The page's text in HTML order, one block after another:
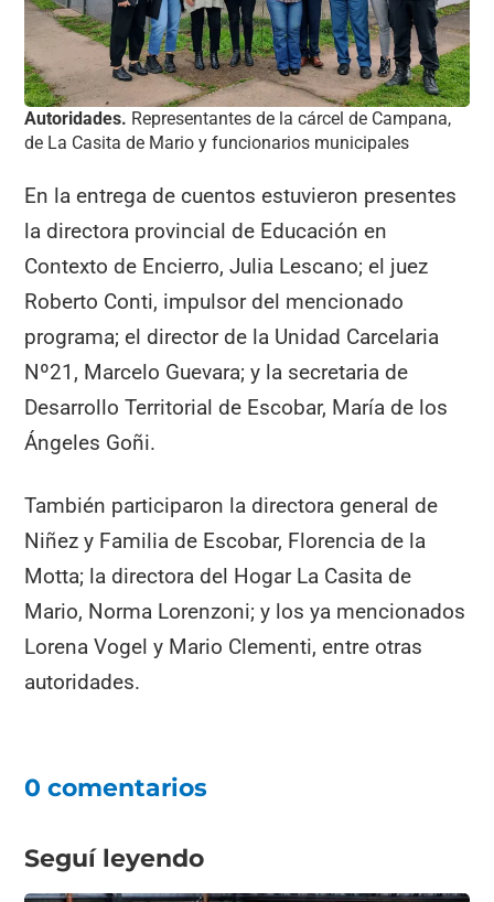
Autoridades. Representantes de la cárcel de Campana,
de La Casita de Mario y funcionarios municipales
En la entrega de cuentos estuvieron presentes
la directora provincial de Educación en
Contexto de Encierro, Julia Lescano; el juez
Roberto Conti, impulsor del mencionado
programa; el director de la Unidad Carcelaria
Nº21, Marcelo Guevara; y la secretaria de
Desarrollo Territorial de Escobar, María de los
Ángeles Goñi.
También participaron la directora general de
Niñez y Familia de Escobar, Florencia de la
Motta; la directora del Hogar La Casita de
Mario, Norma Lorenzoni; y los ya mencionados
Lorena Vogel y Mario Clementi, entre otras
autoridades.
0 comentarios
Seguí leyendo